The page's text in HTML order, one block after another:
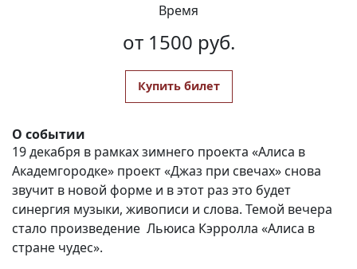
Время
от 1500 руб.
Купить билет
О событии
19 декабря в рамках зимнего проекта «Алиса в
Академгородке» проект «Джаз при свечах» снова
звучит в новой форме и в этот раз это будет
синергия музыки, живописи и слова. Темой вечера
стало произведение Льюиса Кэрролла «Алиса в
стране чудес».